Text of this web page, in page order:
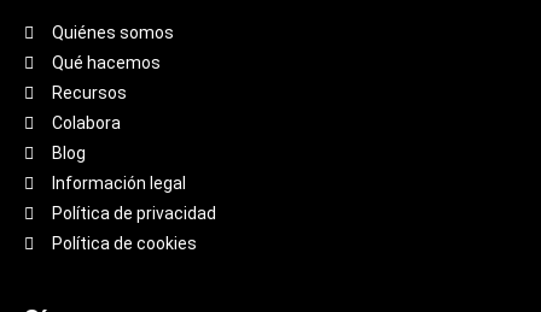
Quiénes somos
Qué hacemos
Recursos
Colabora
Blog
Información legal
Política de privacidad
Política de cookies